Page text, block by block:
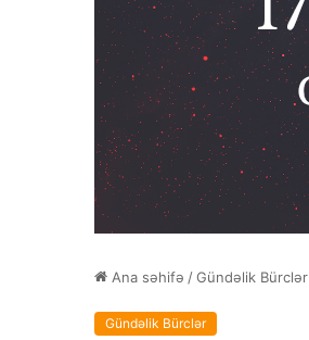
Ana səhifə /Gündəlik Bürclər
Gündəlik Bürclər